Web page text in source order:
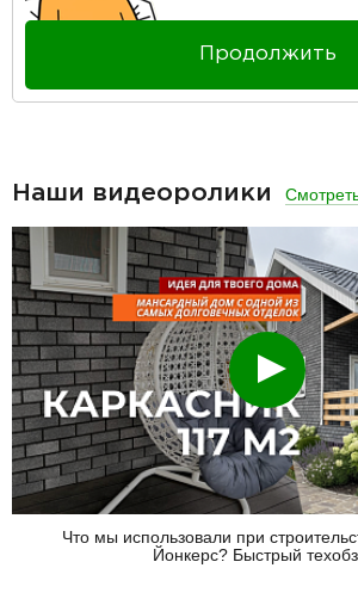
Продолжить
Наши видеоролики
Смотреть
Что мы использовали при
Йонкерс? Быстрый